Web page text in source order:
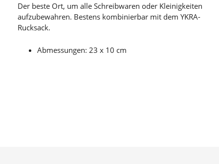
Der beste Ort, um alle Schreibwaren oder Kleinigkeiten
aufzubewahren. Bestens kombinierbar mit dem YKRA-
Rucksack.
Abmessungen: 23 x 10 cm